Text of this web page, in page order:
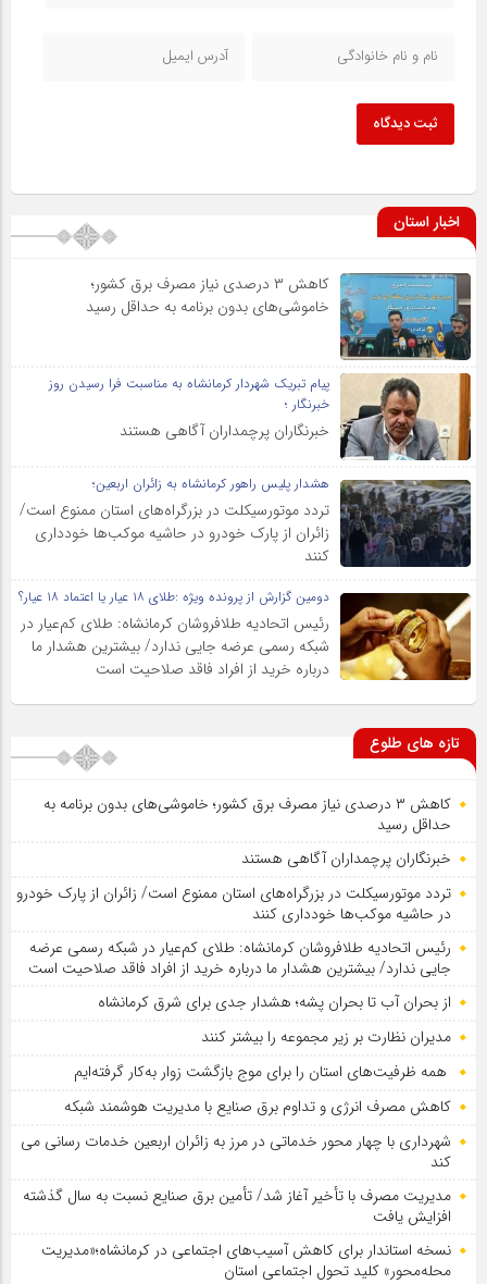
ثبت دیدگاه
اخبار استان
کاهش ۳ درصدی نیاز مصرف برق کشور؛
خاموشی‌های بدون برنامه به حداقل رسید
پیام تبریک شهردار کرمانشاه به مناسبت فرا رسیدن روز
خبرنگار ؛
خبرنگاران پرچمداران آگاهی هستند
هشدار پلیس راهور کرمانشاه به زائران اربعین؛
تردد موتورسیکلت در بزرگراه‌های استان ممنوع است/
زائران از پارک خودرو در حاشیه موکب‌ها خودداری
کنند
دومین گزارش از پرونده ویژه :طلای ۱۸ عیار یا اعتماد ۱۸ عیار؟
رئیس اتحادیه طلافروشان کرمانشاه: طلای کم‌عیار در
شبکه رسمی عرضه جایی ندارد/ بیشترین هشدار ما
درباره خرید از افراد فاقد صلاحیت است
تازه های طلوع
کاهش ۳ درصدی نیاز مصرف برق کشور؛ خاموشی‌های بدون برنامه به
حداقل رسید
خبرنگاران پرچمداران آگاهی هستند
تردد موتورسیکلت در بزرگراه‌های استان ممنوع است/ زائران از پارک خودرو
در حاشیه موکب‌ها خودداری کنند
رئیس اتحادیه طلافروشان کرمانشاه: طلای کم‌عیار در شبکه رسمی عرضه
جایی ندارد/ بیشترین هشدار ما درباره خرید از افراد فاقد صلاحیت است
از بحران آب تا بحران پشه؛ هشدار جدی برای شرق کرمانشاه
مدیران نظارت بر زیر مجموعه را بیشتر کنند
همه ظرفیت‌های استان را برای موج بازگشت زوار به‌کار گرفته‌ایم
کاهش مصرف انرژی و تداوم برق صنایع با مدیریت هوشمند شبکه
شهرداری با چهار محور خدماتی در مرز به زائران اربعین خدمات رسانی می
کند
مدیریت مصرف با تأخیر آغاز شد/ تأمین برق صنایع نسبت به سال گذشته
افزایش یافت
نسخه استاندار برای کاهش آسیب‌های اجتماعی در کرمانشاه؛«مدیریت
محله‌محور» کلید تحول اجتماعی استان